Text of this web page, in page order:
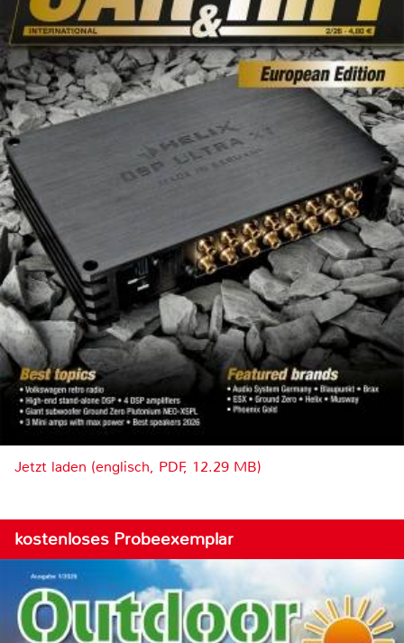
Jetzt laden (englisch, PDF, 12.29 MB)
kostenloses Probeexemplar